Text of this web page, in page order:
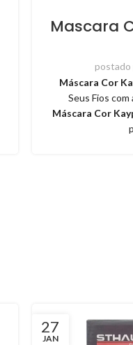
Mascara
postado
Máscara Cor
Seus Fios
Máscara Cor
27
JAN